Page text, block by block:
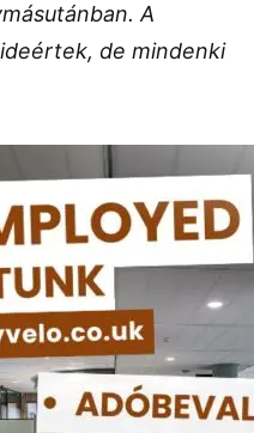
A
de mindenki